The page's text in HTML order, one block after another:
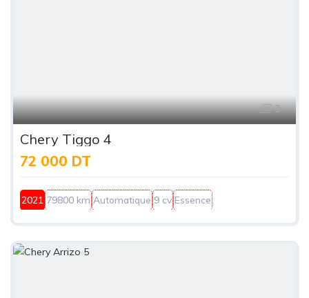
3
Chery Tiggo 4
72 000 DT
2021 79800 km Automatique 9 cv Essence